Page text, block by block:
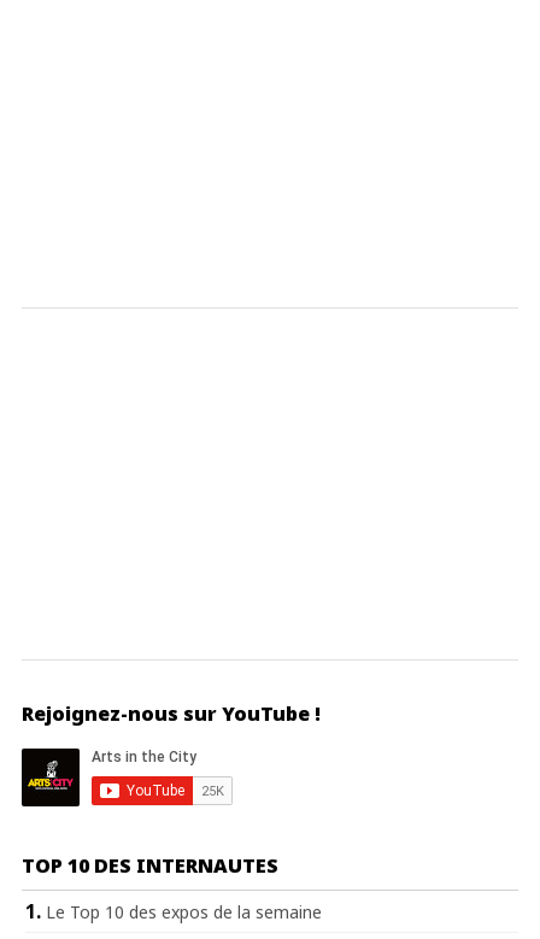
Rejoignez-nous sur YouTube !
TOP 10 DES INTERNAUTES
Le Top 10 des expos de la semaine